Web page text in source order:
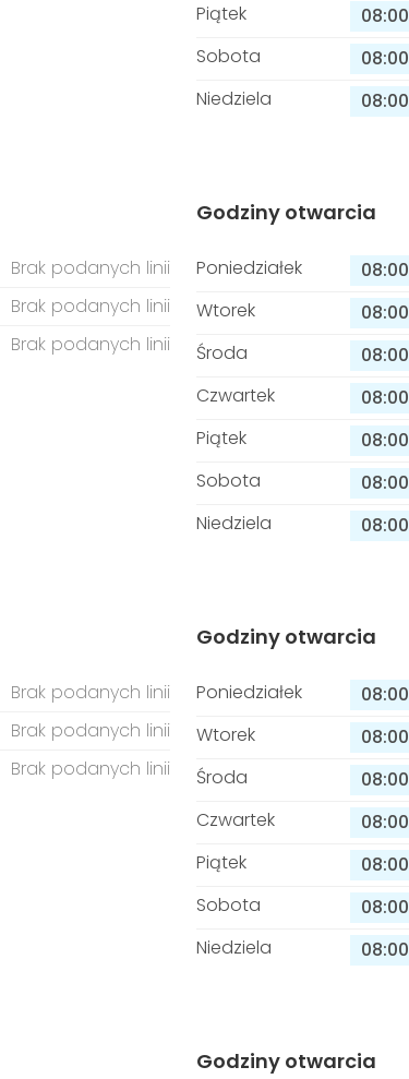
Piątek
08:00
Sobota
08:00
Niedziela
08:00
Brak podanych linii
Brak podanych linii
Brak podanych linii
Godziny otwarcia
Poniedziałek 08:00
Wtorek
08:00
Środa
08:00
Czwartek
08:00
Piątek
08:00
Sobota
08:00
Niedziela
08:00
Brak podanych linii
Brak podanych linii
Brak podanych linii
Godziny otwarcia
Poniedziałek 08:00
Wtorek
08:00
Środa
08:00
Czwartek
08:00
Piątek
08:00
Sobota
08:00
Niedziela
08:00
Godziny otwarcia